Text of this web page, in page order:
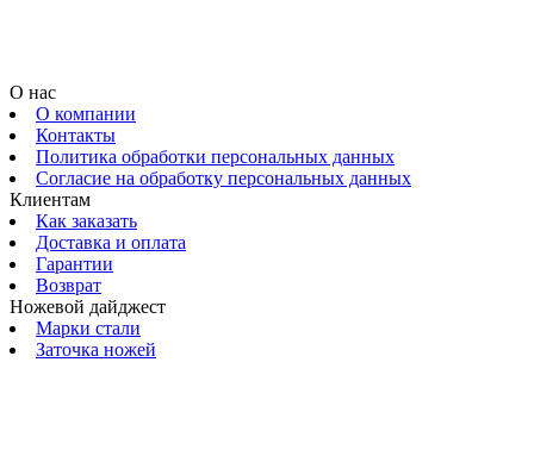
О нас
О компании
Контакты
Политика обработки персональных данных
Согласие на обработку персональных данных
Клиентам
Как заказать
Доставка и оплата
Гарантии
Возврат
Ножевой дайджест
Марки стали
Заточка ножей